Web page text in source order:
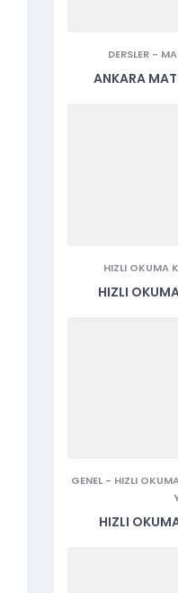
DERSLER -
ANKARA
HIZLI OKUMA
HIZLI
GENEL - HIZLI
HIZLI